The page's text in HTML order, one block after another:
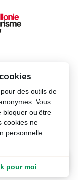
Recherche
Plan
du
site
des outils de
Vous
bloquer ou être
cookies ne
personnelle.
pour moi